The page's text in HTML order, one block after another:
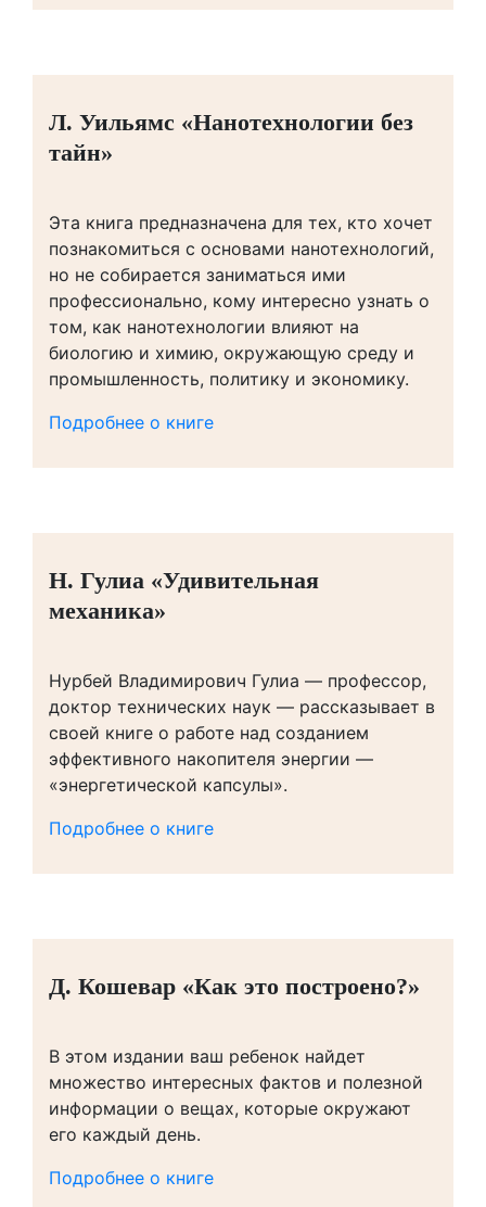
Л. Уильямс «Нанотехнологии без
тайн»
Эта книга предназначена для тех, кто хочет
познакомиться с основами нанотехнологий,
но не собирается заниматься ими
профессионально, кому интересно узнать о
том, как нанотехнологии влияют на
биологию и химию, окружающую среду и
промышленность, политику и экономику.
Подробнее о книге
Н. Гулиа «Удивительная
механика»
Нурбей Владимирович Гулиа — профессор,
доктор технических наук — рассказывает в
своей книге о работе над созданием
эффективного накопителя энергии —
«энергетической капсулы».
Подробнее о книге
Д. Кошевар «Как это построено?»
В этом издании ваш ребенок найдет
множество интересных фактов и полезной
информации о вещах, которые окружают
его каждый день.
Подробнее о книге